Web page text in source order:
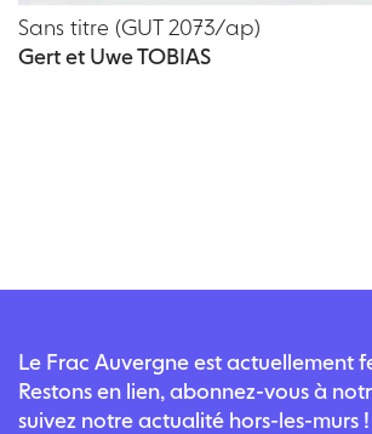
Sans titre (GUT 2073/ap)
Gert et Uwe TOBIAS
Le Frac Auvergne est actuellement
Restons en lien, abonnez-vous à
suivez notre actualité hors-les-murs !